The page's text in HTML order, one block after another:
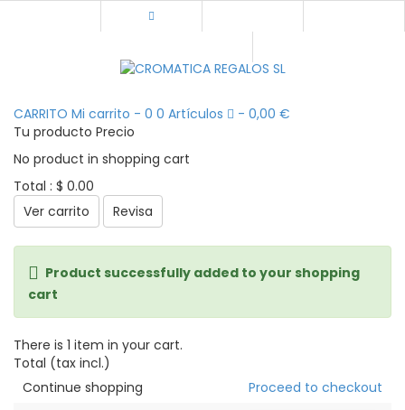
CARRITO Mi carrito - 0 0 Artículos - 0,00 €
Tu producto Precio
No product in shopping cart
Total : $ 0.00
Ver carrito
Revisa
Product successfully added to your shopping
cart
There is 1 item in your cart.
Total (tax incl.)
Continue shopping
Proceed to checkout